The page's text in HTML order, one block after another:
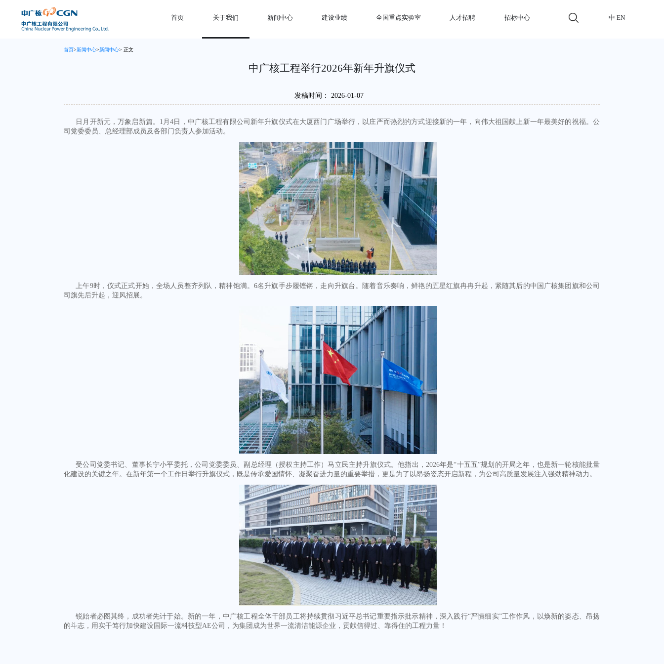
首页 关于我们 新闻中心 建设业绩 全国重点实验室 人才招聘 招标中心 中 EN
首页>新闻中心>新闻中心> 正文
中广核工程举行2026年新年升旗仪式
发稿时间： 2026-01-07
日月开新元，万象启新篇。1月4日，中广核工程有限公司新年升旗仪式在大厦西门广场举行，以庄严而热烈的方式迎接新的一年，向伟大祖国献上新一年最美好的祝福。公
司党委委员、总经理部成员及各部门负责人参加活动。
上午9时，仪式正式开始，全场人员整齐列队，精神饱满。6名升旗手步履铿锵，走向升旗台。随着音乐奏响，鲜艳的五星红旗冉冉升起，紧随其后的中国广核集团旗和公司
司旗先后升起，迎风招展。
受公司党委书记、董事长宁小平委托，公司党委委员、副总经理（授权主持工作）马立民主持升旗仪式。他指出，2026年是“十五五”规划的开局之年，也是新一轮核能批量
化建设的关键之年。在新年第一个工作日举行升旗仪式，既是传承爱国情怀、凝聚奋进力量的重要举措，更是为了以昂扬姿态开启新程，为公司高质量发展注入强劲精神动力。
锐始者必图其终，成功者先计于始。新的一年，中广核工程全体干部员工将持续贯彻习近平总书记重要指示批示精神，深入践行“严慎细实”工作作风，以焕新的姿态、昂扬
的斗志，用实干笃行加快建设国际一流科技型AE公司，为集团成为世界一流清洁能源企业，贡献信得过、靠得住的工程力量！